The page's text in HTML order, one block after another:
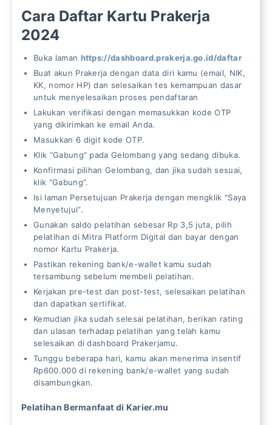
Cara Daftar Kartu Prakerja
2024
Buka laman https://dashboard.prakerja.go.id/daftar
Buat akun Prakerja dengan data diri kamu (email, NIK,
KK, nomor HP) dan selesaikan tes kemampuan dasar
untuk menyelesaikan proses pendaftaran
Lakukan verifikasi dengan memasukkan kode OTP
yang dikirimkan ke email Anda.
Masukkan 6 digit kode OTP.
Klik “Gabung” pada Gelombang yang sedang dibuka.
Konfirmasi pilihan Gelombang, dan jika sudah sesuai,
klik “Gabung”.
Isi laman Persetujuan Prakerja dengan mengklik “Saya
Menyetujui”.
Gunakan saldo pelatihan sebesar Rp 3,5 juta, pilih
pelatihan di Mitra Platform Digital dan bayar dengan
nomor Kartu Prakerja.
Pastikan rekening bank/e-wallet kamu sudah
tersambung sebelum membeli pelatihan.
Kerjakan pre-test dan post-test, selesaikan pelatihan
dan dapatkan sertifikat.
Kemudian jika sudah selesai pelatihan, berikan rating
dan ulasan terhadap pelatihan yang telah kamu
selesaikan di dashboard Prakerjamu.
Tunggu beberapa hari, kamu akan menerima insentif
Rp600.000 di rekening bank/e-wallet yang sudah
disambungkan.
Pelatihan Bermanfaat di Karier.mu